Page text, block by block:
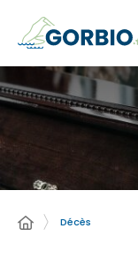
Décès